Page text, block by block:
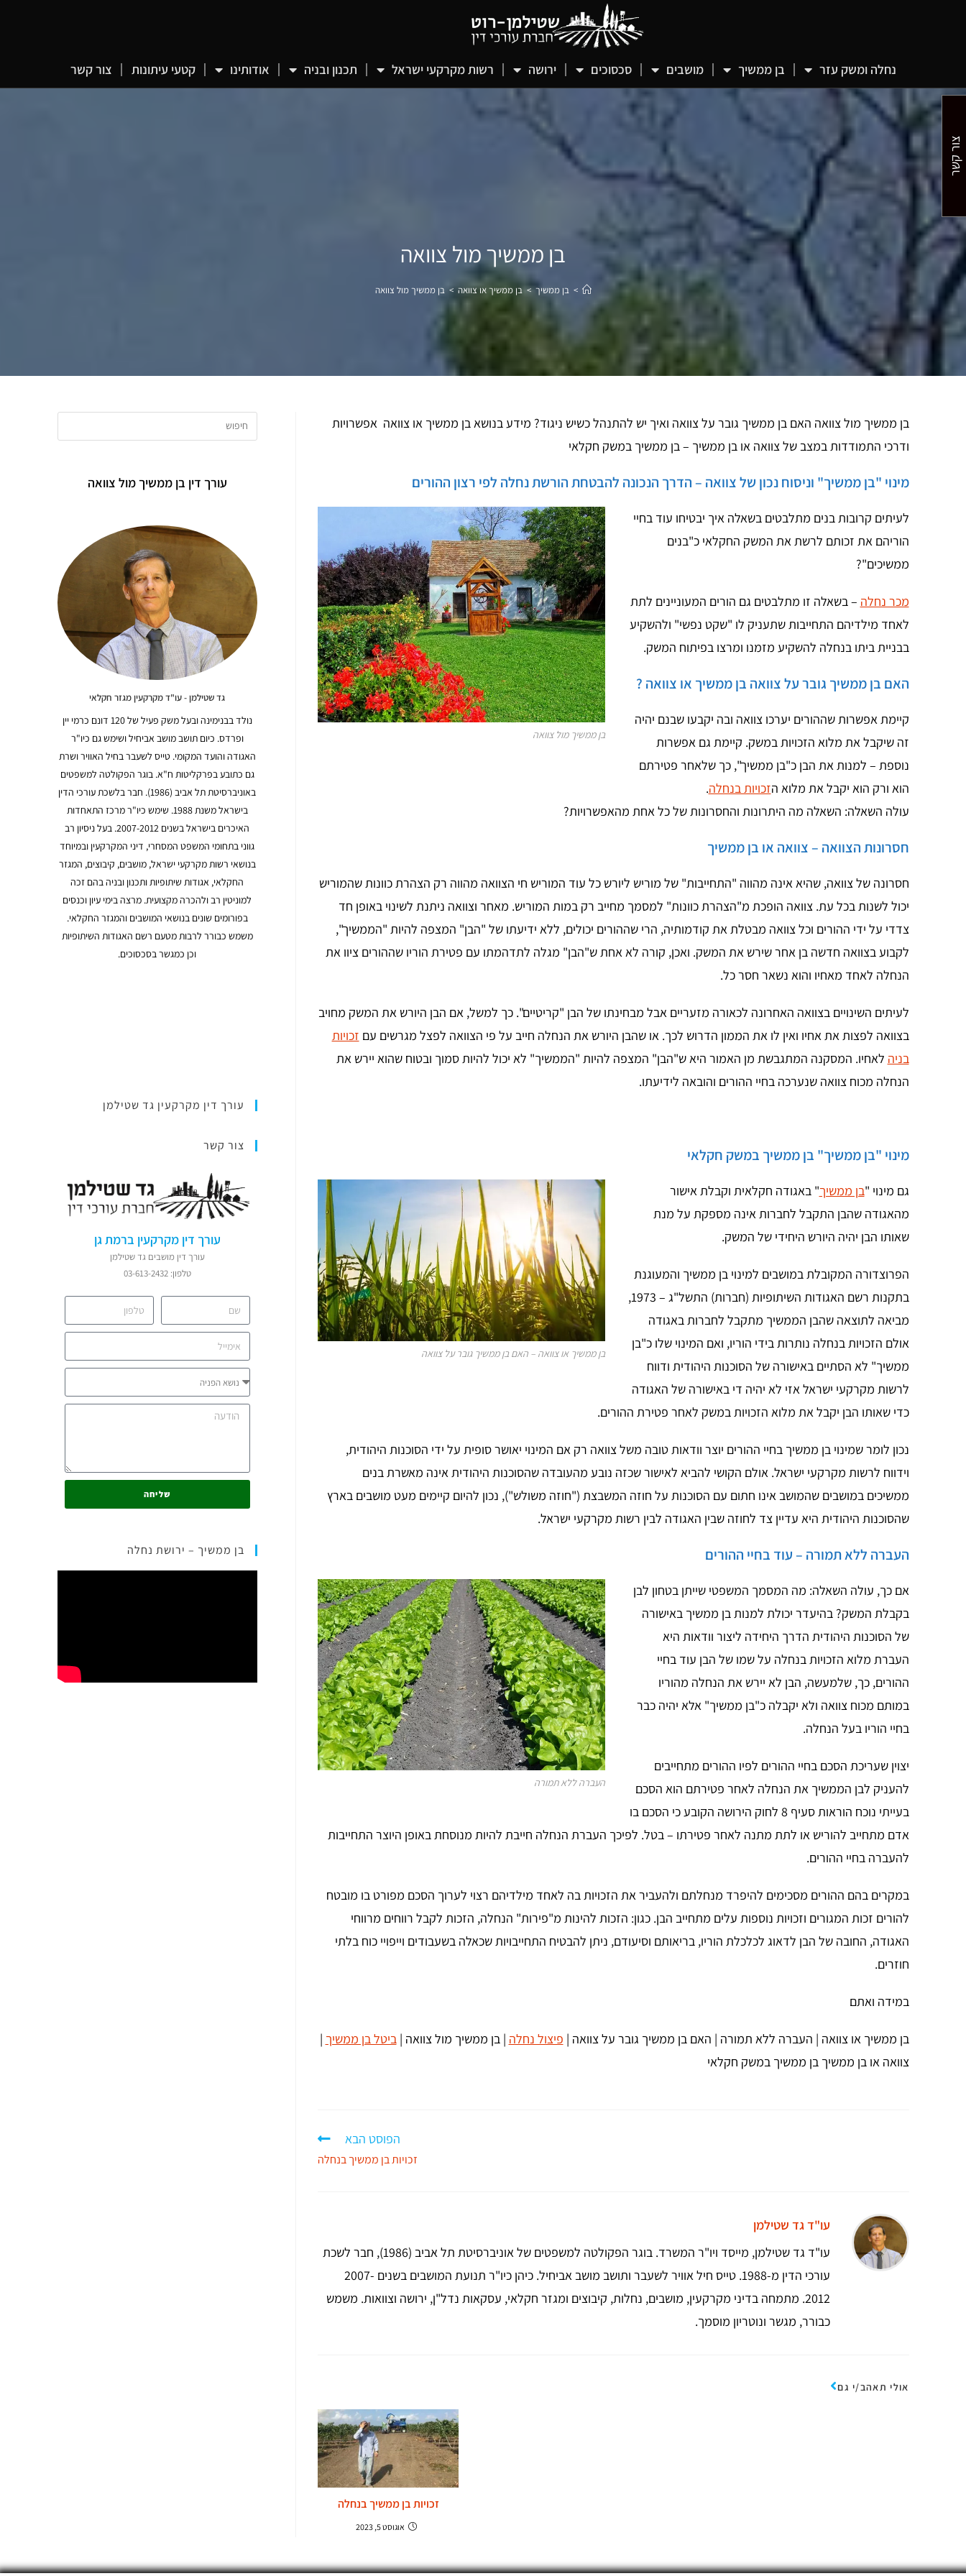
נחלה ומשק עזר בן ממשיך מושבים סכסוכים ירושה רשות מקרקעי ישראל תכנון ובניה אודותינו קטעי עיתונות צור קשר
בן ממשיך מול צוואה
> בן ממשיך > בן ממשיך או צוואה > בן ממשיך מול צוואה
בן ממשיך מול צוואה האם בן ממשיך גובר על צוואה ואיך יש להתנהל כשיש ניגוד? מידע בנושא בן ממשיך או צוואה אפשרויות
ודרכי התמודדות במצב של צוואה או בן ממשיך – בן ממשיך במשק חקלאי
מינוי "בן ממשיך" וניסוח נכון של צוואה – הדרך הנכונה להבטחת הורשת נחלה לפי רצון ההורים
בן ממשיך מול צוואה
לעיתים קרובות בנים מתלבטים בשאלה איך יבטיחו עוד בחיי
הוריהם את זכותם לרשת את המשק החקלאי כ"בנים
ממשיכים"?
מכר נחלה – בשאלה זו מתלבטים גם הורים המעוניינים לתת
לאחד מילדיהם התחייבות שתעניק לו "שקט נפשי" ולהשקיע
בבניית ביתו בנחלה להשקיע מזמנו ומרצו בפיתוח המשק.
האם בן ממשיך גובר על צוואה בן ממשיך או צוואה ?
קיימת אפשרות שההורים יערכו צוואה ובה יקבעו שבנם יהיה
זה שיקבל את מלוא הזכויות במשק. קיימת גם אפשרות
נוספת – למנות את הבן כ"בן ממשיך", כך שלאחר פטירתם
הוא ורק הוא יקבל את מלוא הזכויות בנחלה.
עולה השאלה: השאלה מה היתרונות והחסרונות של כל אחת מהאפשרויות?
חסרונות הצוואה – צוואה או בן ממשיך
חסרונה של צוואה, שהיא אינה מהווה "התחייבות" של מוריש ליורש כל עוד המוריש חי הצוואה מהווה רק הצהרת כוונות שהמוריש
יכול לשנות בכל עת. צוואה הופכת מ"הצהרת כוונות" למסמך מחייב רק במות המוריש. מאחר וצוואה ניתנת לשינוי באופן חד
צדדי על ידי ההורים וכל צוואה מבטלת את קודמותיה, הרי שההורים יכולים, ללא ידיעתו של "הבן" המצפה להיות "הממשיך",
לקבוע בצוואה חדשה בן אחר שירש את המשק. ואכן, קורה לא אחת ש"הבן" מגלה לתדהמתו עם פטירת הוריו שההורים ציוו את
הנחלה לאחד מאחיו והוא נשאר חסר כל.
לעיתים השינויים בצוואה האחרונה לכאורה מזעריים אבל מבחינתו של הבן "קריטיים". כך למשל, אם הבן היורש את המשק מחויב
בצוואה לפצות את אחיו ואין לו את הממון הדרוש לכך. או שהבן היורש את הנחלה חייב על פי הצוואה לפצל מגרשים עם זכויות
בניה לאחיו. המסקנה המתגבשת מן האמור היא ש"הבן" המצפה להיות "הממשיך" לא יכול להיות סמוך ובטוח שהוא יירש את
הנחלה מכוח צוואה שנערכה בחיי ההורים והובאה לידיעתו.
מינוי "בן ממשיך" בן ממשיך במשק חקלאי
בן ממשיך או צוואה – האם בן ממשיך גובר על צוואה
גם מינוי "בן ממשיך" באגודה חקלאית וקבלת אישור
מהאגודה שהבן התקבל לחברות אינה מספקת על מנת
שאותו הבן יהיה היורש היחידי של המשק.
הפרוצדורה המקובלת במושבים למינוי בן ממשיך והמעוגנת
בתקנות רשם האגודות השיתופיות (חברות) התשל"ג – 1973,
מביאה לתוצאה שהבן הממשיך מתקבל לחברות באגודה
אולם הזכויות בנחלה נותרות בידי הוריו, ואם המינוי שלו כ"בן
ממשיך" לא הסתיים באישורה של הסוכנות היהודית ודווח
לרשות מקרקעי ישראל אזי לא יהיה די באישורה של האגודה
כדי שאותו הבן יקבל את מלוא הזכויות במשק לאחר פטירת ההורים.
נכון לומר שמינוי בן ממשיך בחיי ההורים יוצר וודאות טובה משל צוואה רק אם המינוי יאושר סופית על ידי הסוכנות היהודית,
וידווח לרשות מקרקעי ישראל. אולם הקושי להביא לאישור שכזה נובע מהעובדה שהסוכנות היהודית אינה מאשרת בנים
ממשיכים במושבים שהמושב אינו חתום עם הסוכנות על חוזה המשבצת ("חוזה משולש"), נכון להיום קיימים מעט מושבים בארץ
שהסוכנות היהודית היא עדיין צד לחוזה שבין האגודה לבין רשות מקרקעי ישראל.
העברה ללא תמורה – עוד בחיי ההורים
העברה ללא תמורה
אם כך, עולה השאלה: מה המסמך המשפטי שייתן בטחון לבן
בקבלת המשק? בהיעדר יכולת למנות בן ממשיך באישורה
של הסוכנות היהודית הדרך היחידה ליצור וודאות היא
העברת מלוא הזכויות בנחלה על שמו של הבן עוד בחיי
ההורים, כך, שלמעשה, הבן לא יירש את הנחלה מהוריו
במותם מכוח צוואה ולא יקבלה כ"בן ממשיך" אלא יהיה כבר
בחיי הוריו בעל הנחלה.
יצוין שעריכת הסכם בחיי ההורים לפיו ההורים מתחייבים
להעניק לבן הממשיך את הנחלה לאחר פטירתם הוא הסכם
בעייתי נוכח הוראות סעיף 8 לחוק הירושה הקובע כי הסכם בו
אדם מתחייב להוריש או לתת מתנה לאחר פטירתו – בטל. לפיכך העברת הנחלה חייבת להיות מנוסחת באופן היוצר התחייבות
להעברה בחיי ההורים.
במקרים בהם ההורים מסכימים להיפרד מנחלתם ולהעביר את הזכויות בה לאחד מילדיהם רצוי לערוך הסכם מפורט בו מובטח
להורים זכות המגורים וזכויות נוספות עלים מתחייב הבן. כגון: הזכות להינות מ"פירות" הנחלה, הזכות לקבל רווחים מרווחי
האגודה, החובה של הבן לדאוג לכלכלת הוריו, בריאותם וסיעודם, ניתן להבטיח התחייבויות שכאלה בשעבודים וייפויי כוח בלתי
חוזרים.
במידה ואתם
בן ממשיך או צוואה | העברה ללא תמורה | האם בן ממשיך גובר על צוואה | פיצול נחלה | בן ממשיך מול צוואה | ביטל בן ממשיך |
צוואה או בן ממשיך בן ממשיך במשק חקלאי
הפוסט הבא
זכויות בן ממשיך בנחלה
עו"ד גד שטילמן
עו"ד גד שטילמן, מייסד ויו"ר המשרד. בוגר הפקולטה למשפטים של אוניברסיטת תל אביב (1986), חבר לשכת
עורכי הדין מ-1988. טייס חיל אוויר לשעבר ותושב מושב אביחיל. כיהן כיו"ר תנועת המושבים בשנים 2007-
2012. מתמחה בדיני מקרקעין, מושבים, נחלות, קיבוצים ומגזר חקלאי, עסקאות נדל"ן, ירושה וצוואות. משמש
כבורר, מגשר ונוטריון מוסמך.
אולי תאהב/י גם
זכויות בן ממשיך בנחלה
אוגוסט 5, 2023
עורך דין בן ממשיך מול צוואה
גד שטילמן - עו"ד מקרקעין מגזר חקלאי
נולד בבנימינה ובעל משק פעיל של 120 דונם כרמי יין
ופרדס. כיום תושב מושב אביחיל ושימש גם כיו"ר
האגודה והועד המקומי. טייס לשעבר בחיל האוויר ושרת
גם כתובע בפרקליטות ח"א. בוגר הפקולטה למשפטים
באוניברסיטת תל אביב (1986). חבר בלשכת עורכי הדין
בישראל משנת 1988. שימש כיו"ר מרכז התאחדות
האיכרים בישראל בשנים 2007-2012. בעל ניסיון רב
גווני בתחומי המשפט המסחרי, דיני המקרקעין ובמיוחד
בנושאי רשות מקרקעי ישראל, מושבים, קיבוצים, המגזר
החקלאי, אגודות שיתופיות ותכנון ובניה בהם זכה
למוניטין רב ולהכרה מקצועית. מרצה בימי עיון וכנסים
בפורומים שונים בנושאי המושבים והמגזר החקלאי.
משמש כבורר לרבות מטעם רשם האגודות השיתופיות
וכן כמגשר בסכסוכים.
עורך דין מקרקעין גד שטילמן
צור קשר
עורך דין מקרקעין ברמת גן
עורך דין מושבים גד שטילמן
טלפון: 03-613-2432
שליחה
בן ממשיך – ירושת נחלה
צור קשר